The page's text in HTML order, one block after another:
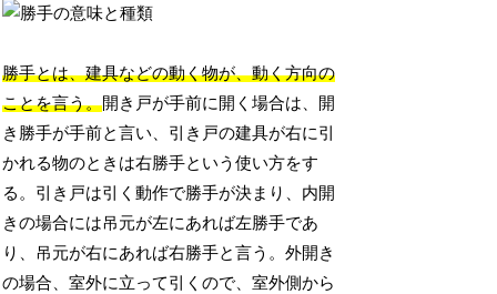
勝手とは、建具などの動く物が、動く方向の
ことを言う。開き戸が手前に開く場合は、開
き勝手が手前と言い、引き戸の建具が右に引
かれる物のときは右勝手という使い方をす
る。引き戸は引く動作で勝手が決まり、内開
きの場合には吊元が左にあれば左勝手であ
り、吊元が右にあれば右勝手と言う。外開き
の場合、室外に立って引くので、室外側から